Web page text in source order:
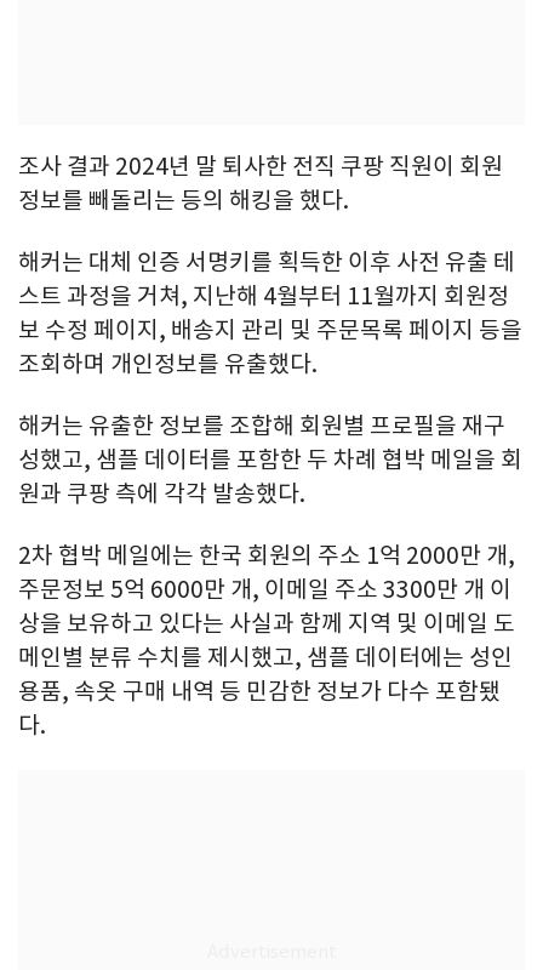
조사 결과 2024년 말 퇴사한 전직 쿠팡 직원이 회원
정보를 빼돌리는 등의 해킹을 했다.
해커는 대체 인증 서명키를 획득한 이후 사전 유출 테
스트 과정을 거쳐, 지난해 4월부터 11월까지 회원정
보 수정 페이지, 배송지 관리 및 주문목록 페이지 등을
조회하며 개인정보를 유출했다.
해커는 유출한 정보를 조합해 회원별 프로필을 재구
성했고, 샘플 데이터를 포함한 두 차례 협박 메일을 회
원과 쿠팡 측에 각각 발송했다.
2차 협박 메일에는 한국 회원의 주소 1억 2000만 개,
주문정보 5억 6000만 개, 이메일 주소 3300만 개 이
상을 보유하고 있다는 사실과 함께 지역 및 이메일 도
메인별 분류 수치를 제시했고, 샘플 데이터에는 성인
용품, 속옷 구매 내역 등 민감한 정보가 다수 포함됐
다.